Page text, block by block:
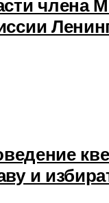
члена
и